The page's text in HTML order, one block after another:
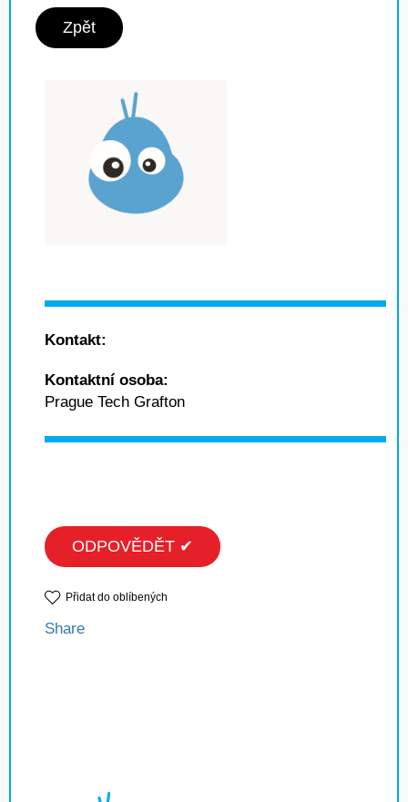
Zpět
Kontakt:
Kontaktní osoba:
Prague Tech Grafton
ODPOVĚDĚT ✔
Přidat do oblíbených
Share